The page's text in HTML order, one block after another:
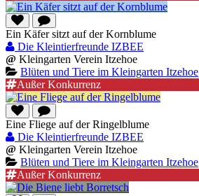
Ein Käfer sitzt auf der Kornblume
Die Kleintierfreunde IZBEE
@ Kleingarten Verein Itzehoe
Blüten und Tiere im Kleingarten Itzehoe
Außer Konkurrenz
Eine Fliege auf der Ringelblume
Die Kleintierfreunde IZBEE
@ Kleingarten Verein Itzehoe
Blüten und Tiere im Kleingarten Itzehoe
Außer Konkurrenz